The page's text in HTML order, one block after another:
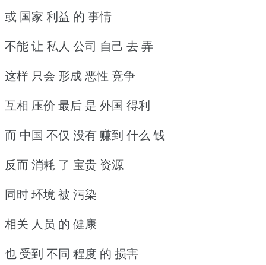
或 国家 利益 的 事情
不能 让 私人 公司 自己 去 弄
这样 只会 形成 恶性 竞争
互相 压价 最后 是 外国 得利
而 中国 不仅 没有 赚到 什么 钱
反而 消耗 了 宝贵 资源
同时 环境 被 污染
相关 人员 的 健康
也 受到 不同 程度 的 损害